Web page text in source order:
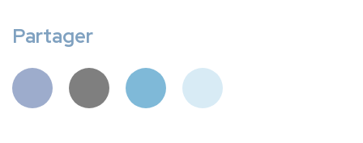
Partager